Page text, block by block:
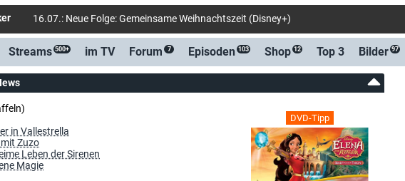
16.07.: Neue Folge: Gemeinsame Weihnachtszeit (Disney+)
Streams 500+ im TV Forum 7 Episoden 103 Shop 12 Top 3 Bilder 97
DVD-Tipp
in Vallestrella
Zuzo
Leben der Sirenen
Magie